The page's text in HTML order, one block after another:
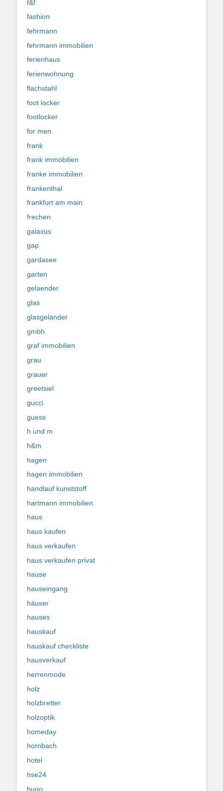
f&f
fashion
fehrmann
fehrmann immobilien
ferienhaus
ferienwohnung
flachstahl
foot locker
footlocker
for men
frank
frank immobilien
franke immobilien
frankenthal
frankfurt am main
frechen
galaxus
gap
gardasee
garten
gelaender
glas
glasgeländer
gmbh
graf immobilien
grau
grauer
greetsiel
gucci
guess
h und m
h&m
hagen
hagen immobilien
handlauf kunststoff
hartmann immobilien
haus
haus kaufen
haus verkaufen
haus verkaufen privat
hause
hauseingang
häuser
hauses
hauskauf
hauskauf checkliste
hausverkauf
herrenmode
holz
holzbretter
holzoptik
homeday
hornbach
hotel
hse24
hugo